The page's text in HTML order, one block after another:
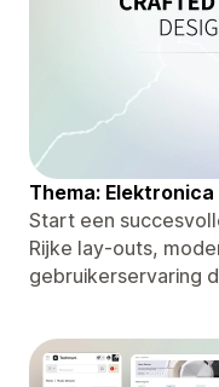
Thema:
Start een
Rijke lay-outs,
gebruikerservaring